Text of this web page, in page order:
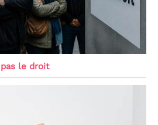
pas le droit